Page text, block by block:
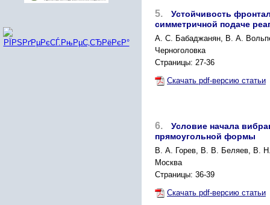
5.
Устойчивость
симметричной подаче
А. С. Бабаджанян, В. А.
Черноголовка
Страницы: 27-36
Скачать pdf-версию статьи
6.
Условие начала
прямоугольной формы
В. А. Горев, В. В. Беляев, В.
Москва
Страницы: 36-39
Скачать pdf-версию статьи